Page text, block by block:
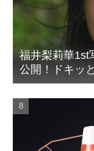
福井梨莉華1st
公開！ドキッ